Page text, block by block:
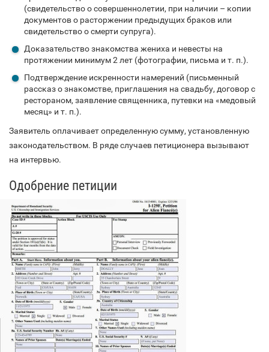
(свидетельство о совершеннолетии, при наличии – копии
документов о расторжении предыдущих браков или
свидетельство о смерти супруга).
Доказательство знакомства жениха и невесты на
протяжении минимум 2 лет (фотографии, письма и т. п.).
Подтверждение искренности намерений (письменный
рассказ о знакомстве, приглашения на свадьбу, договор с
рестораном, заявление священника, путевки на «медовый
месяц» и т. п.).
Заявитель оплачивает определенную сумму, установленную
законодательством. В ряде случаев петиционера вызывают
на интервью.
Одобрение петиции